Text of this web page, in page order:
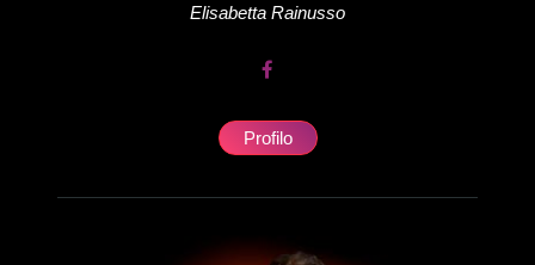
Elisabetta Rainusso
Profilo